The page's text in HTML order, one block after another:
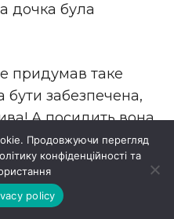
дочка була
придумав таке
забезпечена,
А посидить вона
рабина на самій
й подінеться те її
Продовжуючи перегляд
конфіденційності та
policy